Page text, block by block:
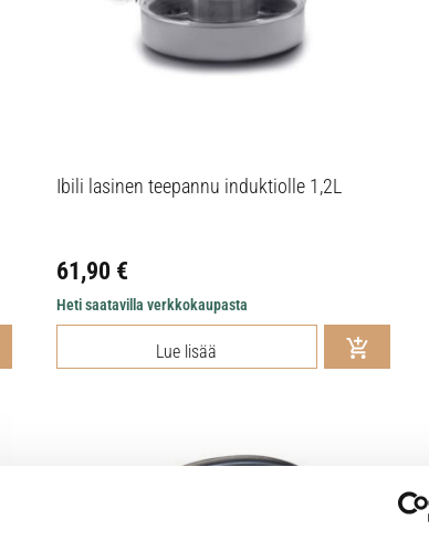
Ibili lasinen teepannu induktiolle 1,2L
61,90 €
Heti saatavilla verkkokaupasta
Lue lisää